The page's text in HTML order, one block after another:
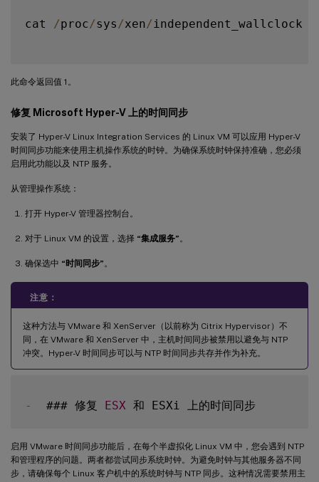
cat /proc/sys /xen/ independent_wallclock
此命令返回值 1。
修复 Microsoft Hyper-V 上的时间同步
安装了 Hyper-V Linux Integration Services 的 Linux VM 可以应用 Hyper-V
时间同步功能来使用主机操作系统的时钟。为确保系统时钟保持准确，您必须
启用此功能以及 NTP 服务。
从管理操作系统：
打开 Hyper-V 管理器控制台。
对于 Linux VM 的设置，选择 “集成服务” 。
确保选中 “时间同步” 。
注意：
这种方法与 VMware 和 XenServer（以前称为 Citrix Hypervisor）不
同，在 VMware 和 XenServer 中，主机时间同步被禁用以避免与 NTP
冲突。Hyper-V 时间同步可以与 NTP 时间同步共存并作为补充。
-
  ### 修复
ESX
启用 VMware 时间同步功能后，在每个半虚拟化 Linux VM 中，您会遇到 NTP
和管理程序的问题。两者都尝试同步系统时钟。为避免时钟与其他服务器不同
步，请确保每个 Linux 客户机中的系统时钟与 NTP 同步。这种情况需要禁用主